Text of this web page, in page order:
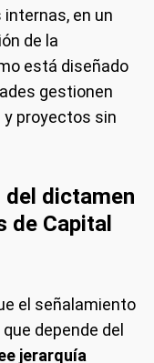
en un
de la
está diseñado
gestionen
proyectos sin
dictamen
de Capital
el señalamiento
depende del
jerarquía